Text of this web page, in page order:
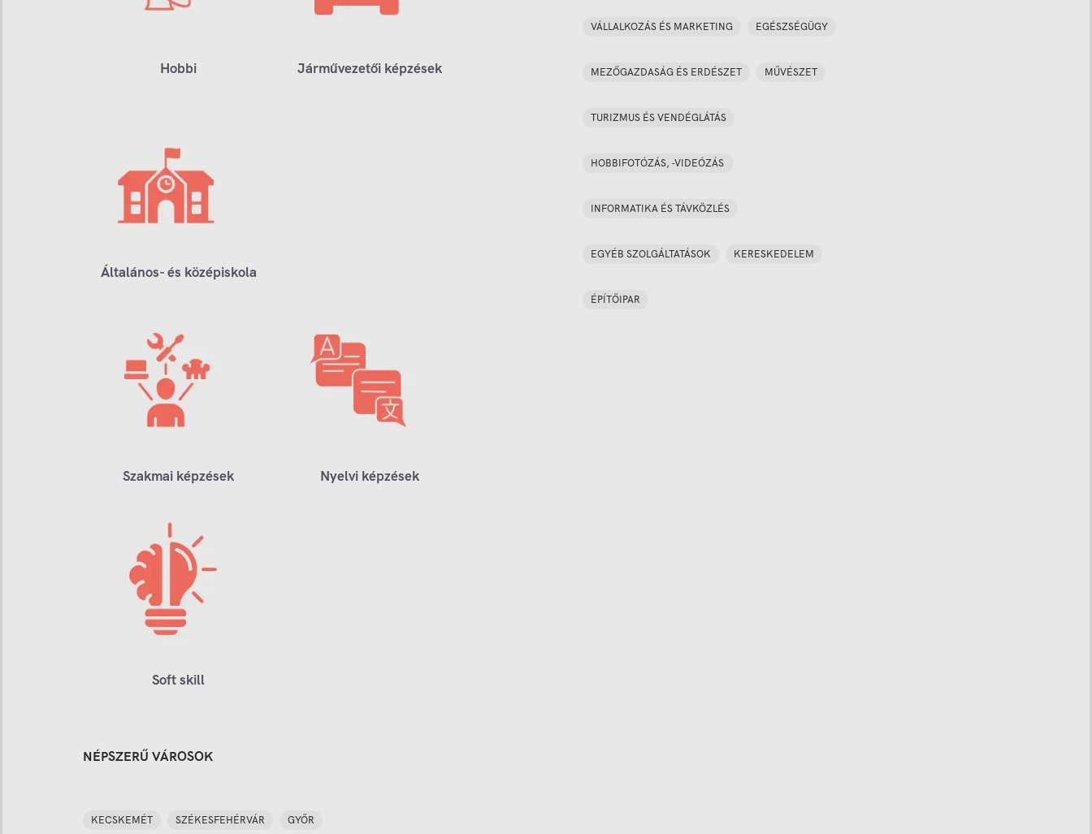
Hobbi Járművezetői képzések
Általános- és középiskola
Szakmai képzések Nyelvi képzések
Soft skill
VÁLLALKOZÁS ÉS MARKETING EGÉSZSÉGÜGY
MEZŐGAZDASÁG ÉS ERDÉSZET MŰVÉSZET
TURIZMUS ÉS VENDÉGLÁTÁS
HOBBIFOTÓZÁS, -VIDEÓZÁS
INFORMATIKA ÉS TÁVKÖZLÉS
EGYÉB SZOLGÁLTATÁSOK KERESKEDELEM
ÉPÍTŐIPAR
NÉPSZERŰ VÁROSOK
KECSKEMÉT SZÉKESFEHÉRVÁR GYŐR